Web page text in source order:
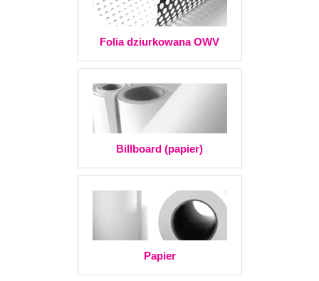
Folia dziurkowana OWV
Billboard (papier)
Papier